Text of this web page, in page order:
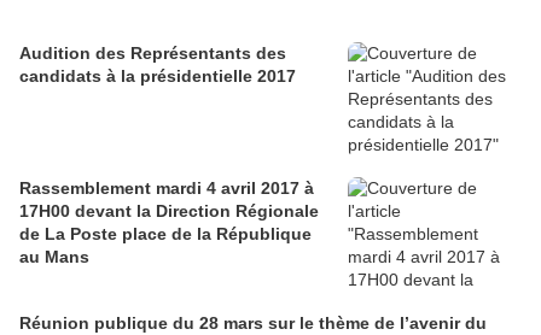
Audition des Représentants des
candidats à la présidentielle 2017
Rassemblement mardi 4 avril 2017 à
17H00 devant la Direction Régionale
de La Poste place de la République
au Mans
Réunion publique du 28 mars sur le thème de l’avenir du